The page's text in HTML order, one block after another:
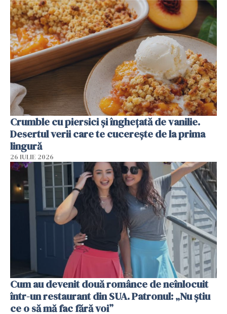
Crumble cu piersici și înghețată de vanilie.
Desertul verii care te cucerește de la prima
lingură
26 IULIE 2026
Cum au devenit două românce de neînlocuit
într-un restaurant din SUA. Patronul: „Nu știu
ce o să mă fac fără voi”